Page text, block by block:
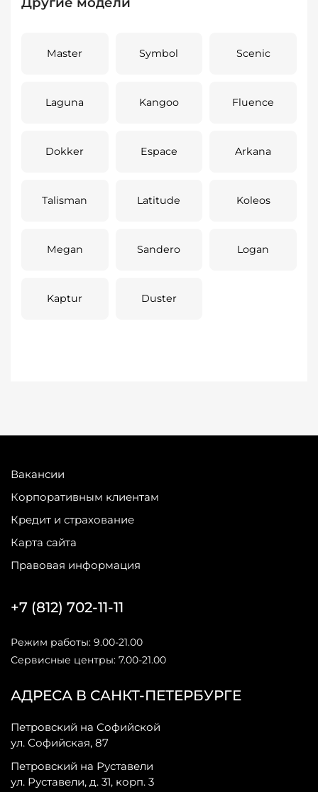
Master Symbol Scenic
Laguna Kangoo Fluence
Dokker Espace Arkana
Talisman Latitude Koleos
Megan Sandero Logan
Kaptur Duster
Вакансии
Корпоративным клиентам
Кредит и страхование
Карта сайта
Правовая информация
АДРЕСА В САНКТ-ПЕТЕРБУРГЕ
Петровский на Софийской
ул. Софийская, 87
Петровский на Руставели
ул. Руставели, д. 31, корп. 3
+7 (812) 702-11-11
Режим работы: 9.00-21.00
Сервисные центры: 7.00-21.00